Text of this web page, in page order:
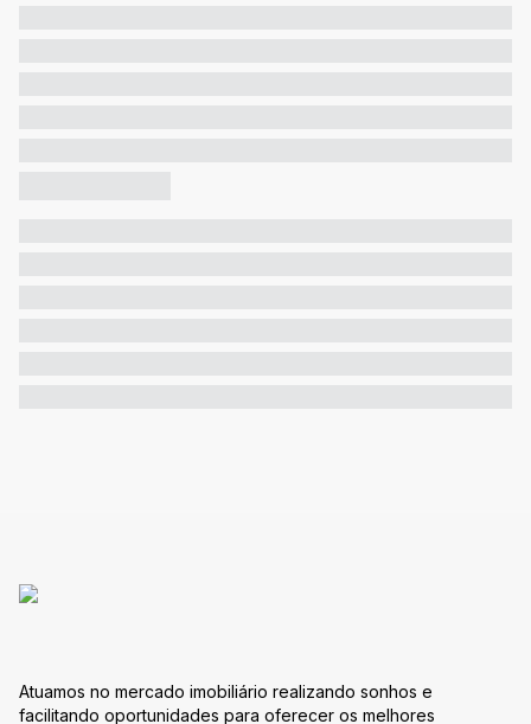
Atuamos no mercado imobiliário realizando sonhos e
facilitando oportunidades para oferecer os melhores